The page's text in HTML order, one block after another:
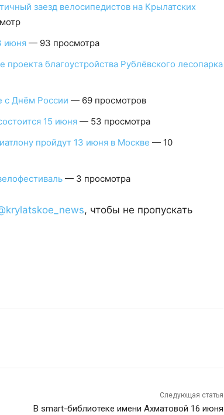
заезд велосипедистов на Крылатских
июня — 93 просмотра
благоустройства Рублёвского лесопарка
с Днём России — 69 просмотров
15 июня — 53 просмотра
пройдут 13 июня в Москве — 10
— 3 просмотра
, чтобы не пропускать
Следующая статья
В smart-библиотеке имени Ахматовой 16 июня